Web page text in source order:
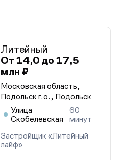
Литейный
От 14,0 до 17,5
млн ₽
Московская область,
Подольск г.о., Подольск
Улица
Скобелевская
60
минут
Застройщик «Литейный
лайф»